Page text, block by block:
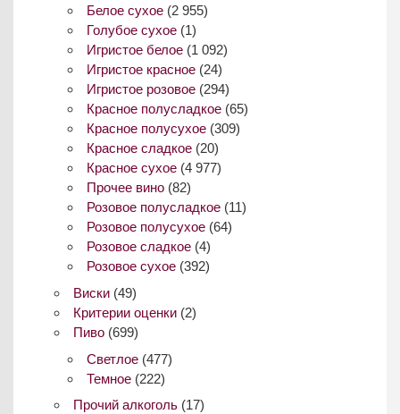
Белое сухое (2 955)
Голубое сухое (1)
Игристое белое (1 092)
Игристое красное (24)
Игристое розовое (294)
Красное полусладкое (65)
Красное полусухое (309)
Красное сладкое (20)
Красное сухое (4 977)
Прочее вино (82)
Розовое полусладкое (11)
Розовое полусухое (64)
Розовое сладкое (4)
Розовое сухое (392)
Виски(49)
Критерии оценки(2)
Пиво(699)
Светлое (477)
Темное (222)
Прочий алкоголь(17)